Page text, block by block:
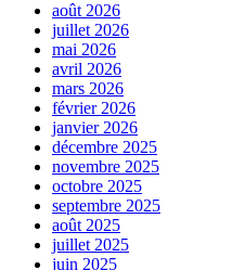
août 2026
juillet 2026
mai 2026
avril 2026
mars 2026
février 2026
janvier 2026
décembre 2025
novembre 2025
octobre 2025
septembre 2025
août 2025
juillet 2025
juin 2025